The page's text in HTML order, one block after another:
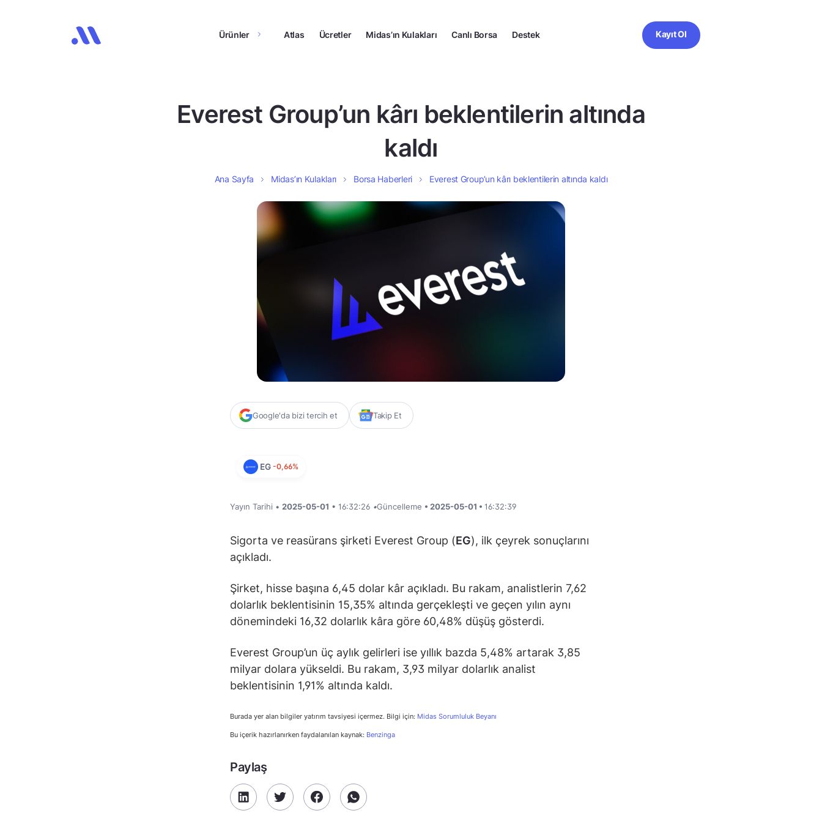
Ürünler Atlas Ücretler Midas’ın Kulakları Canlı Borsa Destek Kayıt Ol
Everest Group’un kârı beklentilerin altında
kaldı
Ana Sayfa Midas’ın Kulakları Borsa Haberleri Everest Group’un kârı beklentilerin altında kaldı
Google'da bizi tercih et Takip Et
EG -0,66%
Yayın Tarihi • 2025-05-01 • 16:32:26 •Güncelleme • 2025-05-01 • 16:32:39
Sigorta ve reasürans şirketi Everest Group (EG), ilk çeyrek sonuçlarını
açıkladı.
Şirket, hisse başına 6,45 dolar kâr açıkladı. Bu rakam, analistlerin 7,62
dolarlık beklentisinin 15,35% altında gerçekleşti ve geçen yılın aynı
dönemindeki 16,32 dolarlık kâra göre 60,48% düşüş gösterdi.
Everest Group’un üç aylık gelirleri ise yıllık bazda 5,48% artarak 3,85
milyar dolara yükseldi. Bu rakam, 3,93 milyar dolarlık analist
beklentisinin 1,91% altında kaldı.
Burada yer alan bilgiler yatırım tavsiyesi içermez. Bilgi için: Midas Sorumluluk Beyanı
Bu içerik hazırlanırken faydalanılan kaynak: Benzinga
Paylaş